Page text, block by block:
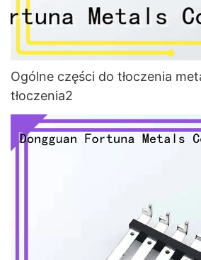
Ogólne części do tłoczenia
tłoczenia2